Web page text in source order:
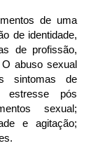
de uma
de identidade,
de profissão,
abuso sexual
sintomas de
estresse pós
sexual;
e agitação;